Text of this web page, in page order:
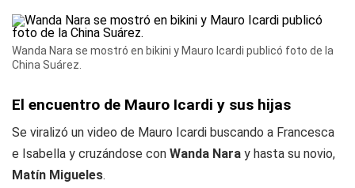
Wanda Nara se mostró en bikini y Mauro Icardi publicó foto de la
China Suárez.
El encuentro de Mauro Icardi y sus hijas
Se viralizó un video de Mauro Icardi buscando a Francesca
e Isabella y cruzándose con Wanda Nara y hasta su novio,
Matín Migueles.